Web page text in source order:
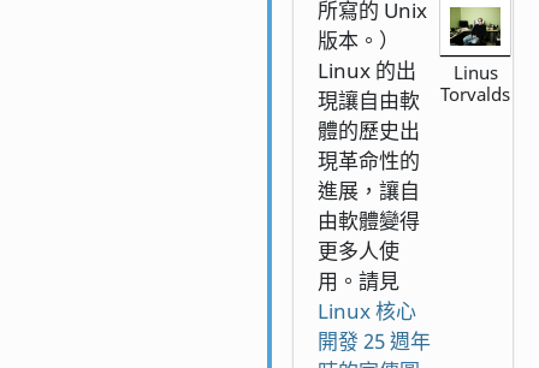
所寫的 Unix
版本。）
Linux 的出
現讓自由軟
體的歷史出
現革命性的
進展，讓自
由軟體變得
更多人使
用。請見
Linux 核心
開發 25 週年
Linus
Torvalds